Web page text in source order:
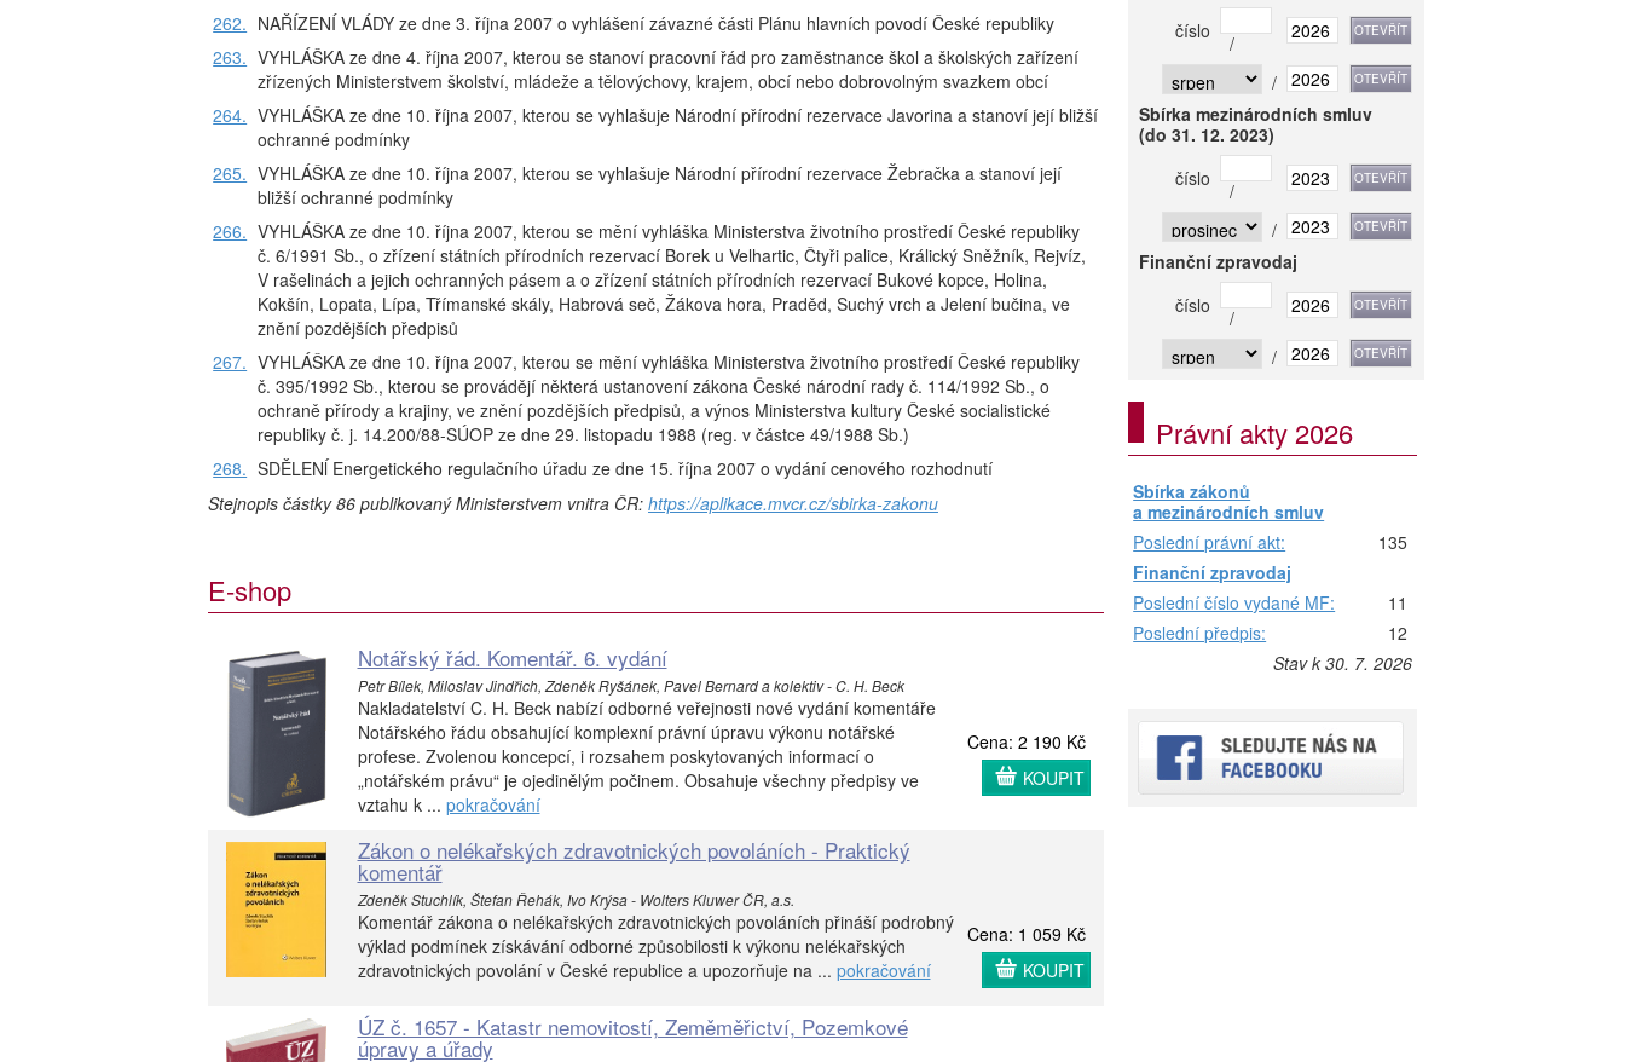
262. NAŘÍZENÍ VLÁDY ze dne 3. října 2007 o vyhlášení závazné části Plánu hlavních povodí České republiky
263. VYHLÁŠKA ze dne 4. října 2007, kterou se stanoví pracovní řád pro zaměstnance škol a školských zařízení
zřízených Ministerstvem školství, mládeže a tělovýchovy, krajem, obcí nebo dobrovolným svazkem obcí
264. VYHLÁŠKA ze dne 10. října 2007, kterou se vyhlašuje Národní přírodní rezervace Javorina a stanoví její bližší
ochranné podmínky
265. VYHLÁŠKA ze dne 10. října 2007, kterou se vyhlašuje Národní přírodní rezervace Žebračka a stanoví její
bližší ochranné podmínky
266. VYHLÁŠKA ze dne 10. října 2007, kterou se mění vyhláška Ministerstva životního prostředí České republiky
č. 6/1991 Sb., o zřízení státních přírodních rezervací Borek u Velhartic, Čtyři palice, Králický Sněžník, Rejvíz,
V rašelinách a jejich ochranných pásem a o zřízení státních přírodních rezervací Bukové kopce, Holina,
Kokšín, Lopata, Lípa, Třímanské skály, Habrová seč, Žákova hora, Praděd, Suchý vrch a Jelení bučina, ve
znění pozdějších předpisů
267. VYHLÁŠKA ze dne 10. října 2007, kterou se mění vyhláška Ministerstva životního prostředí České republiky
č. 395/1992 Sb., kterou se provádějí některá ustanovení zákona České národní rady č. 114/1992 Sb., o
ochraně přírody a krajiny, ve znění pozdějších předpisů, a výnos Ministerstva kultury České socialistické
republiky č. j. 14.200/88-SÚOP ze dne 29. listopadu 1988 (reg. v částce 49/1988 Sb.)
268. SDĚLENĺ Energetického regulačního úřadu ze dne 15. října 2007 o vydání cenového rozhodnutí
Stejnopis částky 86 publikovaný Ministerstvem vnitra ČR: https://aplikace.mvcr.cz/sbirka-zakonu
E-shop
Notářský řád. Komentář. 6. vydání
Petr Bílek, Miloslav Jindřich, Zdeněk Ryšánek, Pavel Bernard a kolektiv - C. H. Beck
Nakladatelství C. H. Beck nabízí odborné veřejnosti nové vydání komentáře
Notářského řádu obsahující komplexní právní úpravu výkonu notářské
profese. Zvolenou koncepcí, i rozsahem poskytovaných informací o
„notářském právu“ je ojedinělým počinem. Obsahuje všechny předpisy ve
vztahu k ... pokračování
Cena: 2 190 Kč
KOUPIT
Zákon o nelékařských zdravotnických povoláních - Praktický
komentář
Zdeněk Stuchlík, Štefan Řehák, Ivo Krýsa - Wolters Kluwer ČR, a.s.
Komentář zákona o nelékařských zdravotnických povoláních přináší podrobný
výklad podmínek získávání odborné způsobilosti k výkonu nelékařských
zdravotnických povolání v České republice a upozorňuje na ... pokračování
Cena: 1 059 Kč
KOUPIT
ÚZ č. 1657 - Katastr nemovitostí, Zeměměřictví, Pozemkové
úpravy a úřady
číslo
/
/
Sbírka mezinárodních smluv
(do 31. 12. 2023)
číslo
/
/
Finanční zpravodaj
číslo
/
/
Právní akty 2026
Sbírka zákonů
a mezinárodních smluv
Poslední právní akt:
135
Finanční zpravodaj
Poslední číslo vydané MF:
11
Poslední předpis:
12
Stav k 30. 7. 2026